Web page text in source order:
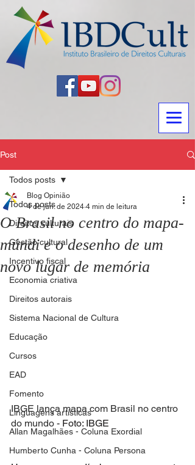
Post
Todos posts
Direitos culturais
Gestão cultural
Incentivo fiscal
Economia criativa
Direitos autorais
Sistema Nacional de Cultura
Educação
Cursos
EAD
Fomento
Linguagens artísticas
Allan Magalhães - Coluna Exordial
Humberto Cunha - Coluna Persona
Todos posts
O Brasil no centro do mapa-
múndi e o desenho de um
novo lugar de memória
Blog Opinião
4 de jun. de 2024 4 min de leitura
IBGE lança mapa com Brasil no centro
do mundo - Foto: IBGE